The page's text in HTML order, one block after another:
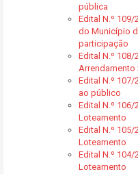
pública
Edital N.º 109/
do Município
participação
Edital N.º
Arrendamento
Edital N.º
ao público
Edital N.º
Loteamento
Edital N.º
Loteamento
Edital N.º
Loteamento